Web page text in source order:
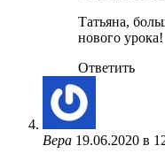
Татьяна,
нового урока!
Ответить
Вера 19.06.2020 в